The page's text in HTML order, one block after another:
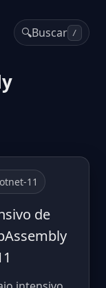
🔍Buscar /
11
de